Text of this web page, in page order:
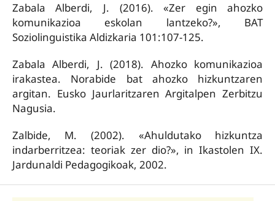
Zabala Alberdi, J. (2016). «Zer egin ahozko
komunikazioa eskolan lantzeko?», BAT
Soziolinguistika Aldizkaria 101:107-125.
Zabala Alberdi, J. (2018). Ahozko komunikazioa
irakastea. Norabide bat ahozko hizkuntzaren
argitan. Eusko Jaurlaritzaren Argitalpen Zerbitzu
Nagusia.
Zalbide, M. (2002). «Ahuldutako hizkuntza
indarberritzea: teoriak zer dio?», in Ikastolen IX.
Jardunaldi Pedagogikoak, 2002.